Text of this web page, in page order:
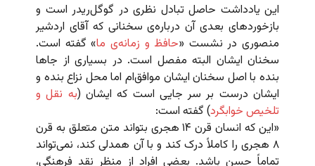
این یادداشت حاصل تبادل نظری در گوگل‌ریدر است و
بازخوردهای بعدی آن درباره‌ی سخنانی که آقای اردشیر
منصوری در نشست «حافظ و زمانه‌ی ما» گفته است.
سخنان ایشان البته مفصل است. در بسیاری از جاها
بنده با اصل سخنان ایشان موافق‌ام اما محل نزاع بنده و
ایشان درست بر سر جایی است که ایشان (به نقل و
تلخیص خوابگرد) گفته است:
«این که انسان قرن ۱۴ هجری بتواند متن متعلق به قرن
۸ هجری را کاملاً درک کند و با آن همدلی کند، نمی‌تواند
تماماً حسن باشد. بعضی افراد از منظر نقد فرهنگی،